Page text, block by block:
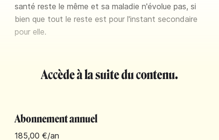
santé reste le même et sa maladie n'évolue pas, si
bien que tout le reste est pour l'instant secondaire
pour elle.
Accède à la suite du contenu.
Abonnement annuel
185,00 €/an